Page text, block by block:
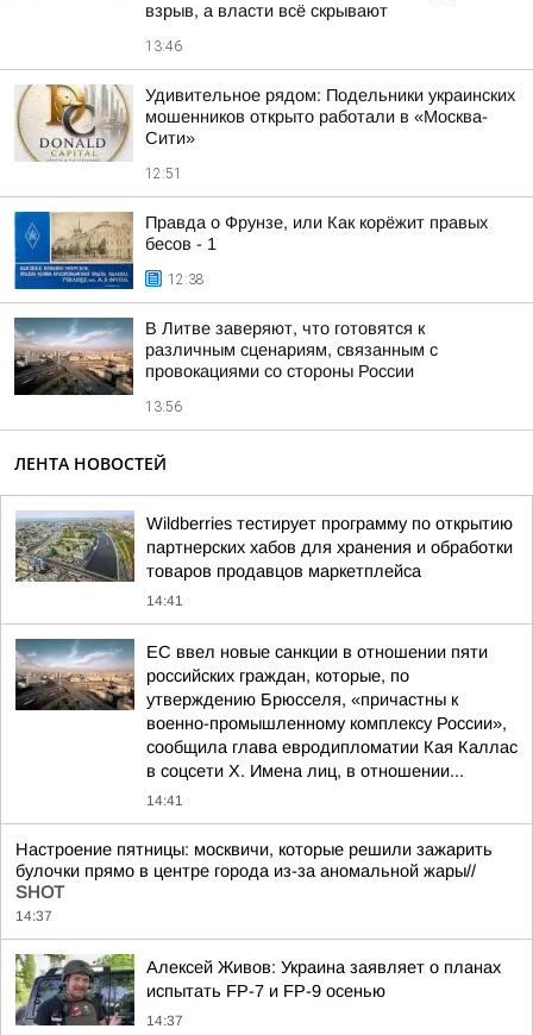
взрыв, а власти всё скрывают
13:46
Удивительное рядом: Подельники украинских
мошенников открыто работали в «Москва-
Сити»
12:51
Правда о Фрунзе, или Как корёжит правых
бесов - 1
12:38
В Литве заверяют, что готовятся к
различным сценариям, связанным с
провокациями со стороны России
13:56
ЛЕНТА НОВОСТЕЙ
Wildberries тестирует программу по открытию
партнерских хабов для хранения и обработки
товаров продавцов маркетплейса
14:41
ЕС ввел новые санкции в отношении пяти
российских граждан, которые, по
утверждению Брюсселя, «причастны к
военно-промышленному комплексу России»,
сообщила глава евродипломатии Кая Каллас
в соцсети Х. Имена лиц, в отношении...
14:41
Настроение пятницы: москвичи, которые решили зажарить
булочки прямо в центре города из-за аномальной жары//
SHOT
14:37
Алексей Живов: Украина заявляет о планах
испытать FP-7 и FP-9 осенью
14:37